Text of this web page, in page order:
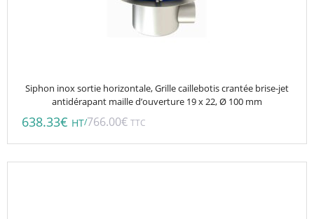
Siphon inox sortie horizontale, Grille caillebotis crantée brise-jet
antidérapant maille d’ouverture 19 x 22, Ø 100 mm
638.33€ HT/766.00€ TTC